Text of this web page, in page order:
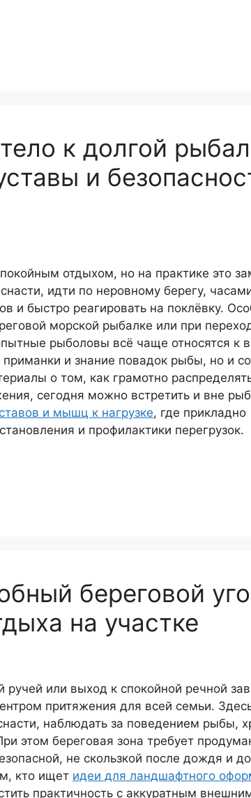
к долгой
и
отдыхом, но на практике это
идти по неровному берегу,
и быстро реагировать на поклёвку.
морской рыбалке или при
рыболовы всё чаще относятся к
и знание повадок рыбы, но и
о том, как грамотно
сегодня можно встретить и вне
и мышц к нагрузке, где прикладно
и профилактики перегрузок.
береговой
на участке
ручей или выход к спокойной речной
притяжения для всей семьи.
наблюдать за поведением рыбы,
этом береговая зона требует
не скользкой после дождя и
кто ищет идеи для ландшафтного
практичность с аккуратным